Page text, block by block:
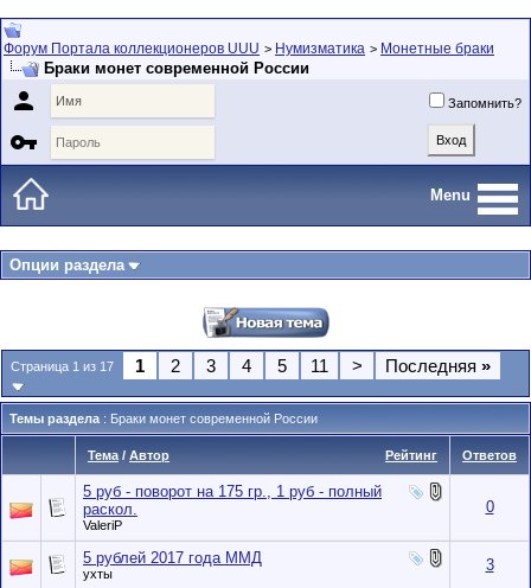
Форум Портала коллекционеров UUU > Нумизматика > Монетные браки
Браки монет современной России
 Запомнить?

Menu
Опции раздела
Страница 1 из 17 1 2 3 4 5 11 > Последняя »
Темы раздела : Браки монет современной России
Рейтинг
Тема / Автор Ответов
5 руб - поворот на 175 гр., 1 руб - полный
раскол.
ValeriP
0
5 рублей 2017 года ММД
ухты 3